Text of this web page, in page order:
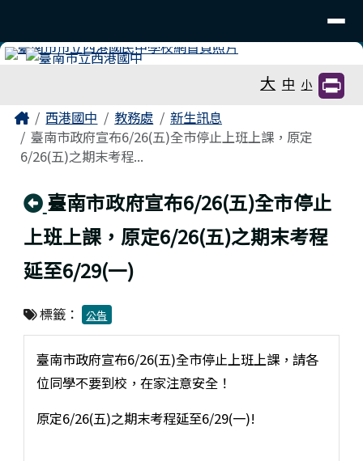
大 中 小
主內容區域
Home西港國中 教務處
新生訊息
臺南市政府宣布6/26(五)全市停止上班上課，原定
6/26(五)之期末考程...
回上頁
臺南市政府宣布6/26(五)全市停止
上班上課，原定6/26(五)之期末考程
延至6/29(一)
標籤： 公告
臺南市政府宣布6/26(五)全市停止上班上課，請各
位同學不要到校，在家注意安全！
原定6/26(五)之期末考程延至6/29(一)!
頁尾區域